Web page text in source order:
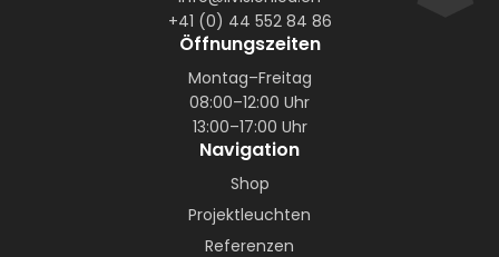
+41 (0) 44 552 84 86
Öffnungszeiten
Montag–Freitag
08:00–12:00 Uhr
13:00–17:00 Uhr
Navigation
Shop
Projektleuchten
Referenzen